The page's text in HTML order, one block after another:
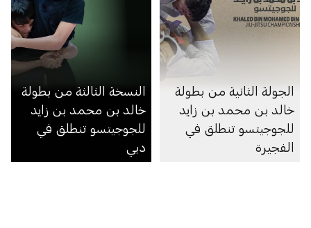
الجولة الثانية من بطولة
خالد بن محمد بن زايد
للجوجيتسو تنطلق في
الفجيرة
النسخة الثالثة من بطولة
خالد بن محمد بن زايد
للجوجيتسو تنطلق في
دبي